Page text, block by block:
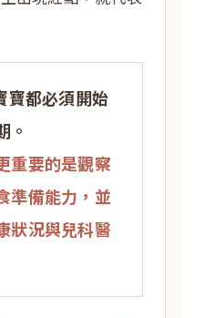
寶都必須開始
。
重要的是觀察
準備能力，並
狀況與兒科醫